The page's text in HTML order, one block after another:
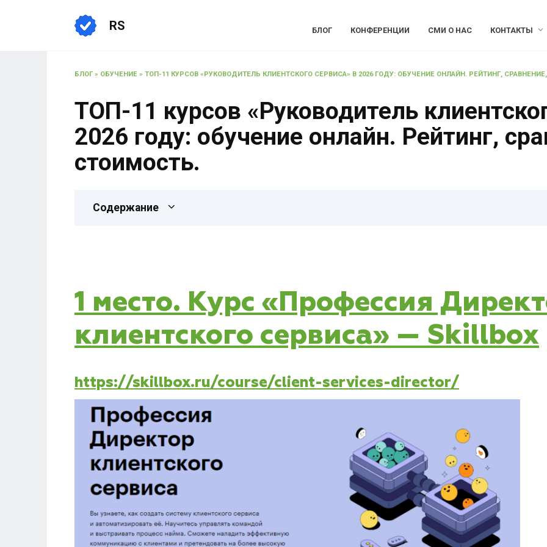
RS БЛОГ КОНФЕРЕНЦИИ СМИ О НАС КОНТАКТЫ
БЛОГ» ОБУЧЕНИЕ » ТОП-11 КУРСОВ «РУКОВОДИТЕЛЬ КЛИЕНТСКОГО СЕРВИСА» В 2026 ГОДУ: ОБУЧЕНИЕ ОНЛАЙН. РЕЙТИНГ,
ТОП-11 курсов «Руководитель
2026 году: обучение онлайн. Рейтинг,
стоимость.
Содержание
1 место. Курс «Профессия
клиентского сервиса» — Skillbox
https://skillbox.ru/course/client-services-director/